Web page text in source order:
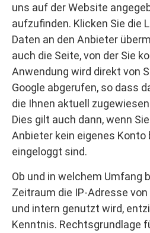
uns auf der Website
aufzufinden. Klicken Sie die
Daten an den Anbieter
auch die Seite, von der Sie
Anwendung wird direkt von
Google abgerufen, so dass
die Ihnen aktuell
Dies gilt auch dann, wenn
Anbieter kein eigenes
eingeloggt sind.
Ob und in welchem Umfang
Zeitraum die IP-Adresse
und intern genutzt wird,
Kenntnis. Rechtsgrundlage